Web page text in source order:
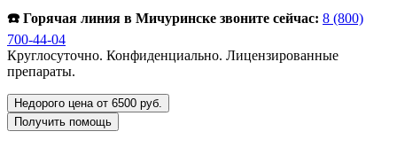
☎️ Горячая линия в Мичуринске звоните сейчас: 8 (800)
700-44-04
Круглосуточно. Конфиденциально. Лицензированные
препараты.
Недорого цена от 6500 руб.
Получить помощь